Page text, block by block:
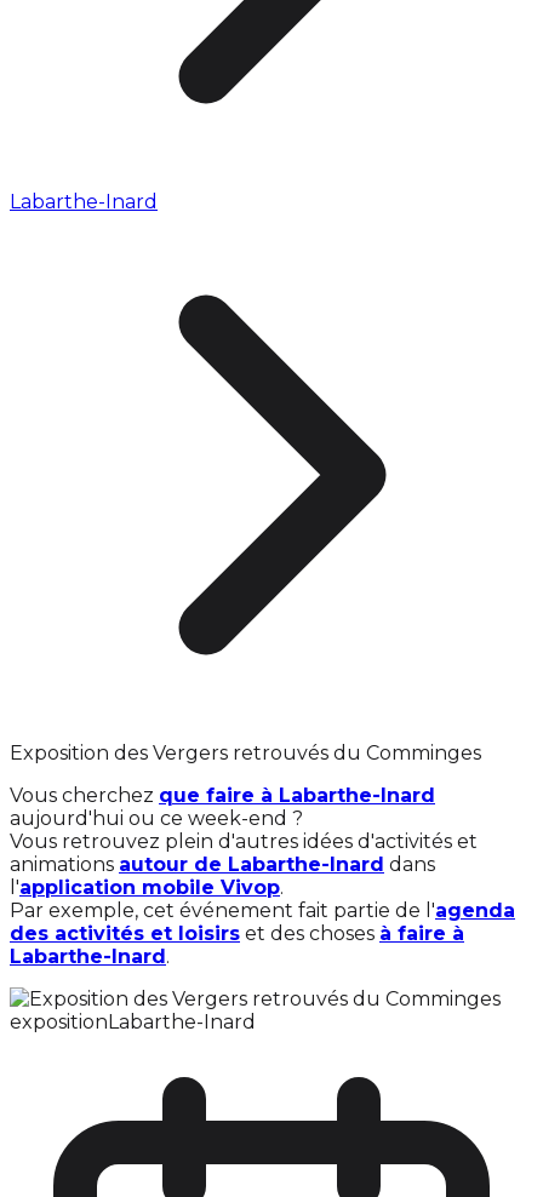
Labarthe-Inard
Exposition des Vergers retrouvés du Comminges
Vous cherchez que faire à Labarthe-Inard
aujourd'hui ou ce week-end ?
Vous retrouvez plein d'autres idées d'activités et
animations autour de Labarthe-Inard dans
l'application mobile Vivop.
Par exemple, cet événement fait partie de l'agenda
des activités et loisirs et des choses à faire à
Labarthe-Inard.
expositionLabarthe-Inard